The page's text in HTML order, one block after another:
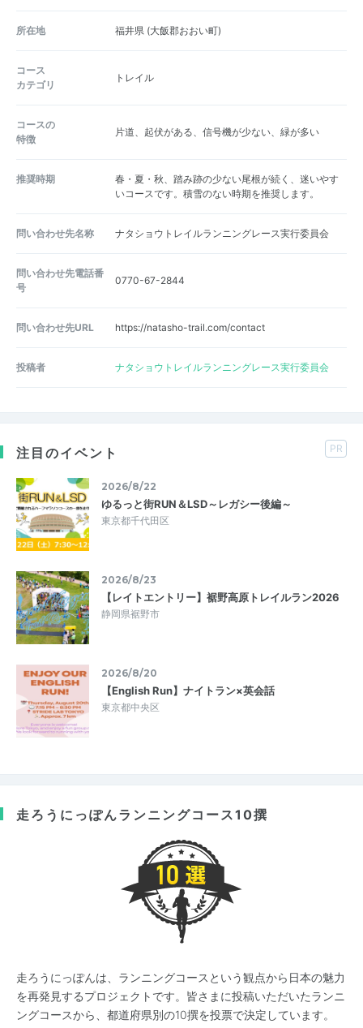
所在地 福井県 (大飯郡おおい町)
コース
カテゴリ
トレイル
コースの
特徴
片道、起伏がある、信号機が少ない、緑が多い
推奨時期
春・夏・秋、踏み跡の少ない尾根が続く、迷いやす
いコースです。積雪のない時期を推奨します。
問い合わせ先名称 ナタショウトレイルランニングレース実行委員会
問い合わせ先電話番
号
0770-67-2844
問い合わせ先URL https://natasho-trail.com/contact
投稿者 ナタショウトレイルランニングレース実行委員会
注目のイベント PR
2026/8/22
ゆるっと街RUN＆LSD～レガシー後編～
東京都千代田区
2026/8/23
【レイトエントリー】裾野高原トレイルラン2026
静岡県裾野市
2026/8/20
【English Run】ナイトラン×英会話
東京都中央区
走ろうにっぽんランニングコース10撰
走ろうにっぽんは、ランニングコースという観点から日本の魅力
を再発見するプロジェクトです。皆さまに投稿いただいたランニ
ングコースから、都道府県別の10撰を投票で決定しています。